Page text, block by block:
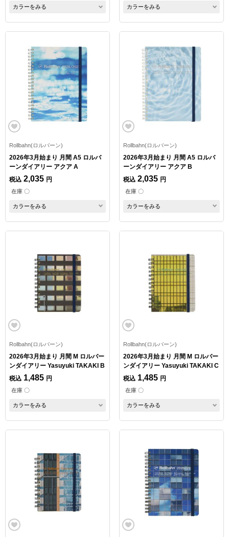
カラーをみる カラーをみる
Rollbahn(ロルバーン)
2026年3月始まり 月間 A5 ロルバ
ーンダイアリー アクア A
税込 2,035 円
在庫 〇
カラーをみる
Rollbahn(ロルバーン)
2026年3月始まり 月間 A5 ロルバ
ーンダイアリー アクア B
税込 2,035 円
在庫 〇
カラーをみる
Rollbahn(ロルバーン)
2026年3月始まり 月間 M ロルバー
ンダイアリー Yasuyuki TAKAKI B
税込 1,485 円
在庫 〇
カラーをみる
Rollbahn(ロルバーン)
2026年3月始まり 月間 M ロルバー
ンダイアリー Yasuyuki TAKAKI C
税込 1,485 円
在庫 〇
カラーをみる